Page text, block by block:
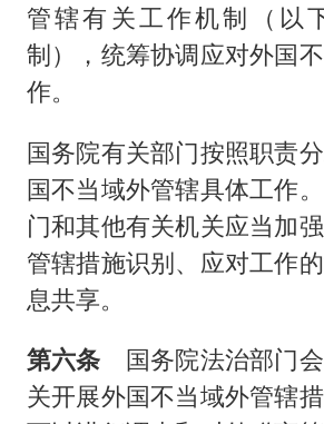
管辖有关工作机制（以
制），统筹协调应对外国
作。
国务院有关部门按照职责
国不当域外管辖具体工作
门和其他有关机关应当加
管辖措施识别、应对工作
息共享。
第六条 国务院法治部门
关开展外国不当域外管辖